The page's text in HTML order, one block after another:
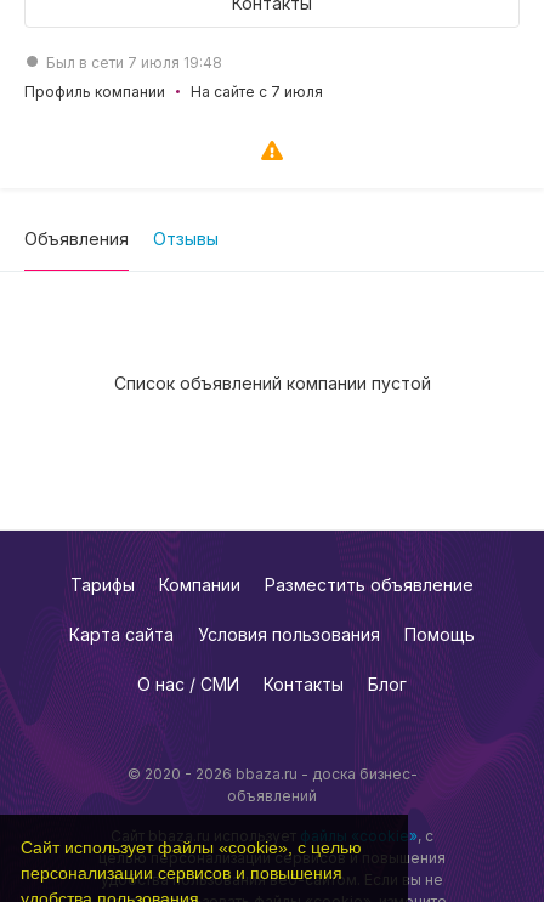
Сайт использует файлы «cookie», с целью
персонализации сервисов и повышения
удобства пользования.
Был в сети 7 июля 19:48
Профиль компании
На сайте с 7 июля
Объявления Отзывы
Список объявлений компании пустой
© 2020 - 2026 bbaza.ru - доска бизнес-
объявлений
Сайт bbaza.ru использует файлы «cookie», с
целью персонализации сервисов и повышения
удобства пользования веб-сайтом. Если вы не
Тарифы Компании Разместить объявление
Карта сайта Условия пользования Помощь
О нас / СМИ Контакты Блог